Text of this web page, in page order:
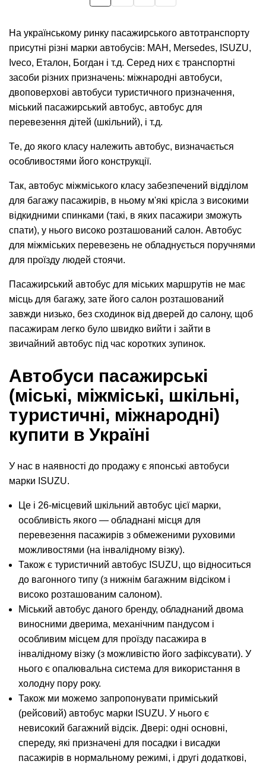
сторінка
сторінкасторінка
На українському ринку пасажирського автотранспорту
присутні різні марки автобусів: МАН, Mersedes, ISUZU,
Iveco, Еталон, Богдан і т.д. Серед них є транспортні
засоби різних призначень: міжнародні автобуси,
двоповерхові автобуси туристичного призначення,
міський пасажирський автобус, автобус для
перевезення дітей (шкільний), і т.д.
Те, до якого класу належить автобус, визначається
особливостями його конструкції.
Так, автобус міжміського класу забезпечений відділом
для багажу пасажирів, в ньому м'які крісла з високими
відкидними спинками (такі, в яких пасажири зможуть
спати), у нього високо розташований салон. Автобус
для міжміських перевезень не обладнується поручнями
для проїзду людей стоячи.
Пасажирський автобус для міських маршрутів не має
місць для багажу, зате його салон розташований
завжди низько, без сходинок від дверей до салону, щоб
пасажирам легко було швидко вийти і зайти в
звичайний автобус під час коротких зупинок.
Автобуси пасажирські
(міські, міжміські, шкільні,
туристичні, міжнародні)
купити в Україні
У нас в наявності до продажу є японські автобуси
марки ISUZU.
Це і 26-місцевий шкільний автобус цієї марки,
особливість якого — обладнані місця для
перевезення пасажирів з обмеженими руховими
можливостями (на інвалідному візку).
Також є туристичний автобус ISUZU, що відноситься
до вагонного типу (з нижнім багажним відсіком і
високо розташованим салоном).
Міський автобус даного бренду, обладнаний двома
виносними дверима, механічним пандусом і
особливим місцем для проїзду пасажира в
інвалідному візку (з можливістю його зафіксувати). У
нього є опалювальна система для використання в
холодну пору року.
Також ми можемо запропонувати приміський
(рейсовий) автобус марки ISUZU. У нього є
невисокий багажний відсік. Двері: одні основні,
спереду, які призначені для посадки і висадки
пасажирів в нормальному режимі, і другі додаткові,